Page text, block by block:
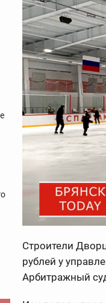
Строители
рублей у
Арбитражный